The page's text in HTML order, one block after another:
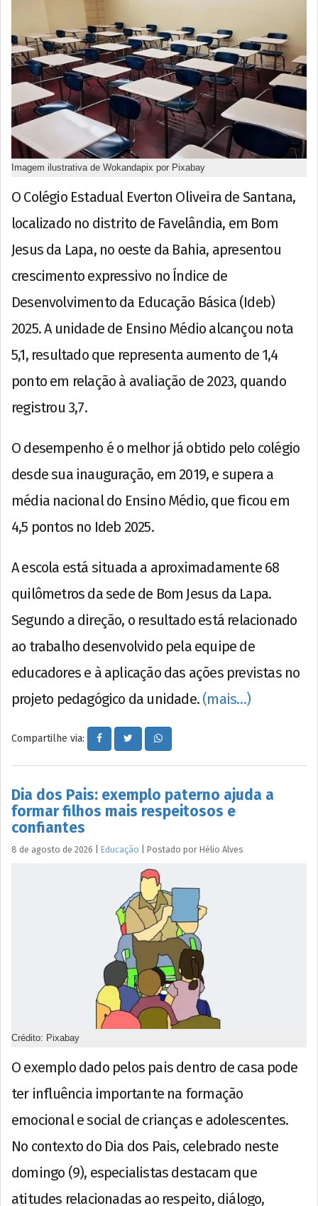
Imagem ilustrativa de Wokandapix por Pixabay
O Colégio Estadual Everton Oliveira de Santana,
localizado no distrito de Favelândia, em Bom
Jesus da Lapa, no oeste da Bahia, apresentou
crescimento expressivo no Índice de
Desenvolvimento da Educação Básica (Ideb)
2025. A unidade de Ensino Médio alcançou nota
5,1, resultado que representa aumento de 1,4
ponto em relação à avaliação de 2023, quando
registrou 3,7.
O desempenho é o melhor já obtido pelo colégio
desde sua inauguração, em 2019, e supera a
média nacional do Ensino Médio, que ficou em
4,5 pontos no Ideb 2025.
A escola está situada a aproximadamente 68
quilômetros da sede de Bom Jesus da Lapa.
Segundo a direção, o resultado está relacionado
ao trabalho desenvolvido pela equipe de
educadores e à aplicação das ações previstas no
projeto pedagógico da unidade. (mais…)
Compartilhe via:
Dia dos Pais: exemplo paterno ajuda a
formar filhos mais respeitosos e
confiantes
8 de agosto de 2026 Educação Postado por Hélio Alves
Crédito: Pixabay
O exemplo dado pelos pais dentro de casa pode
ter influência importante na formação
emocional e social de crianças e adolescentes.
No contexto do Dia dos Pais, celebrado neste
domingo (9), especialistas destacam que
atitudes relacionadas ao respeito, diálogo,